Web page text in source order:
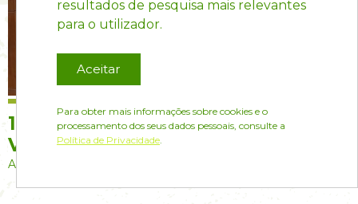
1121 - Round Tile Oven (Vinha
Velha)(PR6)
Amêndoa
resultados de pesquisa mais relevantes
para o utilizador.
Aceitar
Para obter mais informações sobre cookies e o
processamento dos seus dados pessoais, consulte a
Política de Privacidade.